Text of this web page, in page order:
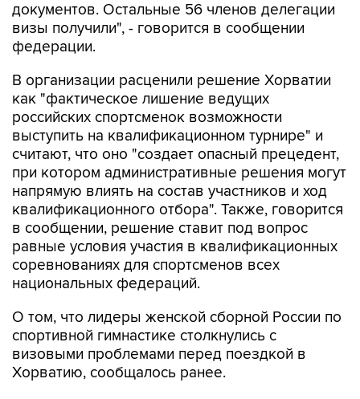
федерации.
В организации расценили решение Хорватии
российских спортсменок возможности
выступить на квалификационном турнире" и
считают, что оно "создает опасный прецедент,
при котором административные решения могут
напрямую влиять на состав участников и ход
квалификационного отбора". Также, говорится
в сообщении, решение ставит под вопрос
равные условия участия в квалификационных
соревнованиях для спортсменов всех
национальных федераций.
О том, что лидеры женской сборной России по
визовыми проблемами перед поездкой в
Хорватию, сообщалось ранее.
ЧЕ в Загребе пройдет с 13 по 23 августа и